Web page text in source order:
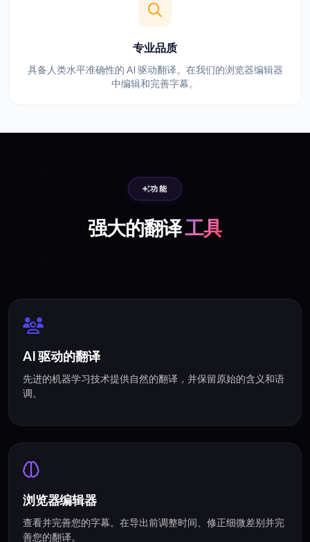
专业品质
具备人类水平准确性的 AI 驱动翻译。在我们的浏览器编辑器
中编辑和完善字幕。
功能
强大的翻译工具
AI 驱动的翻译
先进的机器学习技术提供自然的翻译，并保留原始的含义和语
调。
浏览器编辑器
查看并完善您的字幕。在导出前调整时间、修正细微差别并完
善您的翻译。